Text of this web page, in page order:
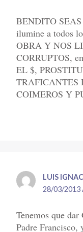
BENDITO
ilumine a todos
OBRA Y NOS
CORRUPTOS,
EL $,
TRAFICANTES
COIMEROS Y
LUIS
28/03/2013
Tenemos que
Padre Francisco,